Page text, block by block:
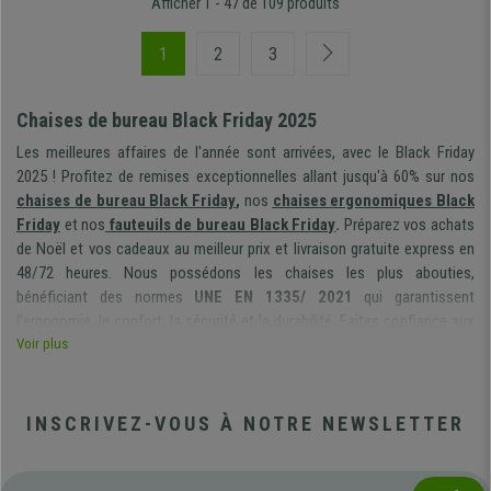
1 2 3
Chaises de bureau Black Friday 2025
Les meilleures affaires de l'année sont arrivées, avec le Black Friday
2025 ! Profitez de remises exceptionnelles allant jusqu'à 60% sur nos
chaises de bureau Black Friday, nos chaises ergonomiques Black
Friday et nos fauteuils de bureau Black Friday. Préparez vos achats
de Noël et vos cadeaux au meilleur prix et livraison gratuite express en
48/72 heures. Nous possédons les chaises les plus abouties,
bénéficiant des normes UNE EN 1335/ 2021
qui garantissent
spécialistes !
retour, vous pourrez nous renvoyer votre produit jusqu’au
15/01/2026. Anticipez tranquillement vos achats et cadeaux de Noël,
Voir plus
INSCRIVEZ-VOUS À NOTRE NEWSLETTER